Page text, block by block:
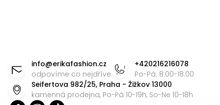
info@erikafashion.cz
odpovíme co nejdříve
+420216216078
Po-Pá: 8:00-18:00
Seifertova 982/25, Praha - Žižkov 13000
kamenná prodejna, Po-Pá 10-19h, So-Ne 10-18h